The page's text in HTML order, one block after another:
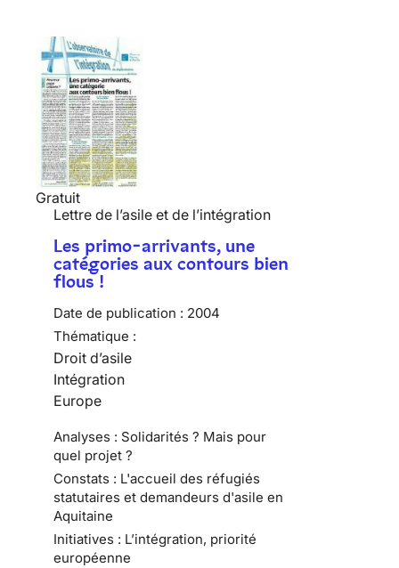
Gratuit
Lettre de l’asile et de l’intégration
Les primo-arrivants, une
catégories aux contours bien
flous !
Date de publication : 2004
Thématique :
Droit d’asile
Intégration
Europe
Analyses : Solidarités ? Mais pour
quel projet ?
Constats : L'accueil des réfugiés
statutaires et demandeurs d'asile en
Aquitaine
Initiatives : L’intégration, priorité
européenne